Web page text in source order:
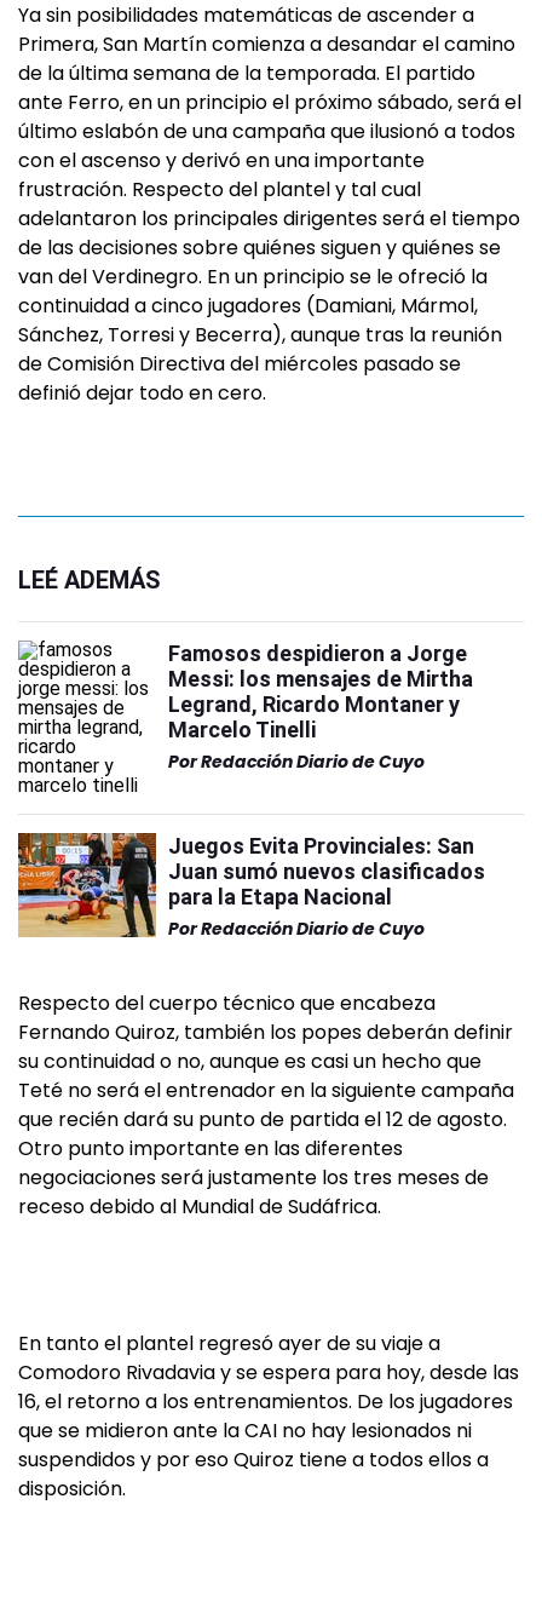
Ya sin posibilidades matemáticas de ascender a
Primera, San Martín comienza a desandar el camino
de la última semana de la temporada. El partido
ante Ferro, en un principio el próximo sábado, será el
último eslabón de una campaña que ilusionó a todos
con el ascenso y derivó en una importante
frustración. Respecto del plantel y tal cual
adelantaron los principales dirigentes será el tiempo
de las decisiones sobre quiénes siguen y quiénes se
van del Verdinegro. En un principio se le ofreció la
continuidad a cinco jugadores (Damiani, Mármol,
Sánchez, Torresi y Becerra), aunque tras la reunión
de Comisión Directiva del miércoles pasado se
definió dejar todo en cero.
LEÉ ADEMÁS
Famosos despidieron a Jorge
Messi: los mensajes de Mirtha
Legrand, Ricardo Montaner y
Marcelo Tinelli
PorRedacción Diario de Cuyo
Juegos Evita Provinciales: San
Juan sumó nuevos clasificados
para la Etapa Nacional
PorRedacción Diario de Cuyo
Respecto del cuerpo técnico que encabeza
Fernando Quiroz, también los popes deberán definir
su continuidad o no, aunque es casi un hecho que
Teté no será el entrenador en la siguiente campaña
que recién dará su punto de partida el 12 de agosto.
Otro punto importante en las diferentes
negociaciones será justamente los tres meses de
receso debido al Mundial de Sudáfrica.
En tanto el plantel regresó ayer de su viaje a
Comodoro Rivadavia y se espera para hoy, desde las
16, el retorno a los entrenamientos. De los jugadores
que se midieron ante la CAI no hay lesionados ni
suspendidos y por eso Quiroz tiene a todos ellos a
disposición.